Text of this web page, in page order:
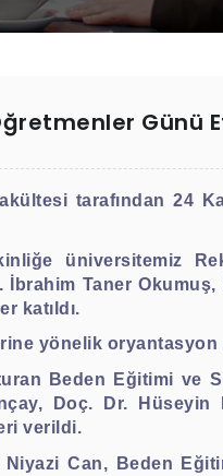
Günü
tarafından 24
üniversitemiz
İbrahim Taner
katıldı.
yönelik
Beden Eğitimi ve
Doç. Dr.
verildi.
Can, Beden